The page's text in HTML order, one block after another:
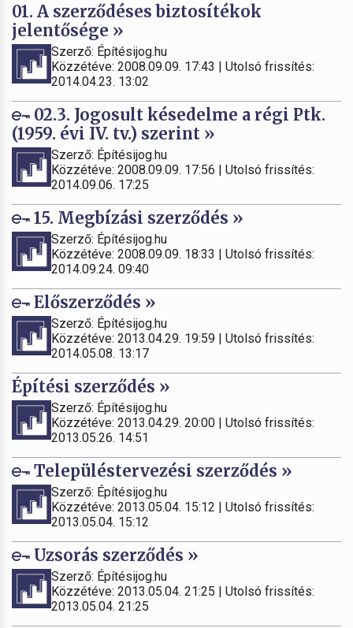
01. A szerződéses biztosítékok
jelentősége »
Szerző: Építésijog.hu
Közzétéve: 2008.09.09. 17:43 | Utolsó frissítés:
2014.04.23. 13:02
02.3. Jogosult késedelme a régi Ptk.
(1959. évi IV. tv.) szerint »
Szerző: Építésijog.hu
Közzétéve: 2008.09.09. 17:56 | Utolsó frissítés:
2014.09.06. 17:25
15. Megbízási szerződés »
Szerző: Építésijog.hu
Közzétéve: 2008.09.09. 18:33 | Utolsó frissítés:
2014.09.24. 09:40
Előszerződés »
Szerző: Építésijog.hu
Közzétéve: 2013.04.29. 19:59 | Utolsó frissítés:
2014.05.08. 13:17
Építési szerződés »
Szerző: Építésijog.hu
Közzétéve: 2013.04.29. 20:00 | Utolsó frissítés:
2013.05.26. 14:51
Településtervezési szerződés »
Szerző: Építésijog.hu
Közzétéve: 2013.05.04. 15:12 | Utolsó frissítés:
2013.05.04. 15:12
Uzsorás szerződés »
Szerző: Építésijog.hu
Közzétéve: 2013.05.04. 21:25 | Utolsó frissítés:
2013.05.04. 21:25